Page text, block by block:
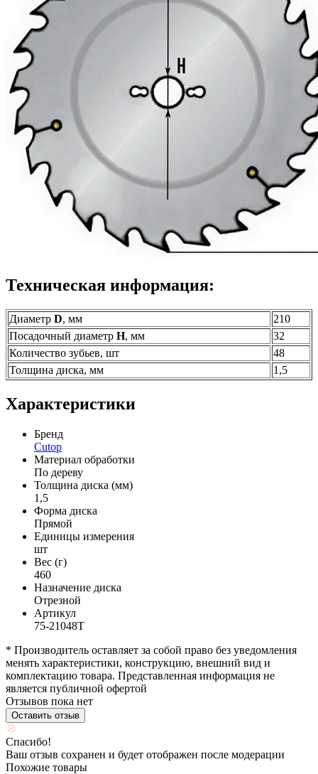
Техническая информация:
Диаметр D, мм
210
Посадочный диаметр H, мм
32
Количество зубьев, шт
48
Толщина диска, мм
1,5
Характеристики
Бренд
Cutop
Материал обработки
По дереву
Толщина диска (мм)
1,5
Форма диска
Прямой
Единицы измерения
шт
Вес (г)
460
Назначение диска
Отрезной
Артикул
75-21048Т
* Производитель оставляет за собой право без уведомления
менять характеристики, конструкцию, внешний вид и
комплектацию товара. Представленная информация не
является публичной офертой
Отзывов пока нет
Оставить отзыв
Спасибо!
Ваш отзыв сохранен и будет отображен после модерации
Похожие товары